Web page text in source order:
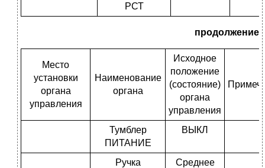
РСТ
продолжение
Место
установки
органа
управления
Наименование
органа
Исходное
положение
(состояние)
органа
управления
Тумблер
ПИТАНИЕ
ВЫКЛ
Ручка
Среднее